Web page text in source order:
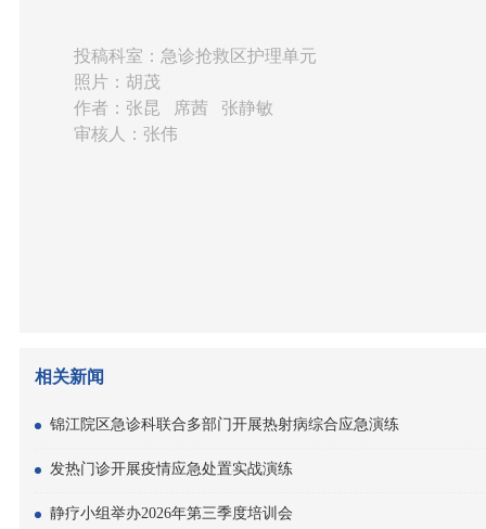
投稿科室：急诊抢救区护理单元
照片：胡茂
作者：张昆   席茜   张静敏
审核人：张伟
相关新闻
锦江院区急诊科联合多部门开展热射病综合应急演练
发热门诊开展疫情应急处置实战演练
静疗小组举办2026年第三季度培训会